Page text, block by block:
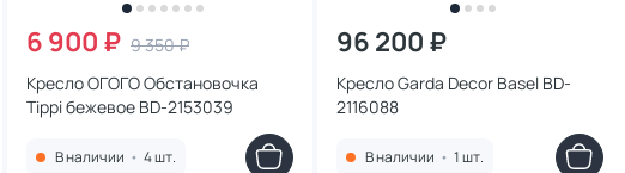
6 900 ₽ 9 350 ₽
Кресло ОГОГО Обстановочка
Tippi бежевое BD-2153039
В наличии • 4 шт.
96 200 ₽
Кресло Garda Decor Basel BD-
2116088
В наличии • 1 шт.